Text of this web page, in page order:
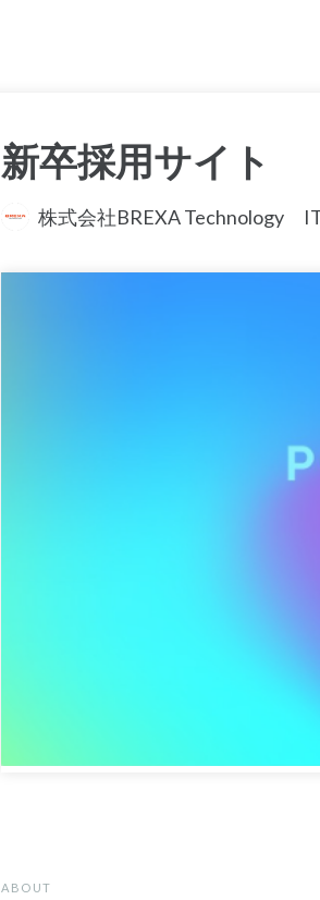
新卒採用サイト
株式会社BREXA Technology
ABOUT